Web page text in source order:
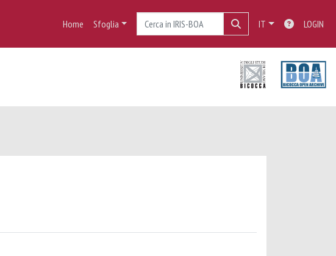
Home Sfoglia IT LOGIN